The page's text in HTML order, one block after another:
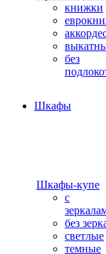
книжки
без
Шкафы
Шкафы-купе
с
без
светлые
темные